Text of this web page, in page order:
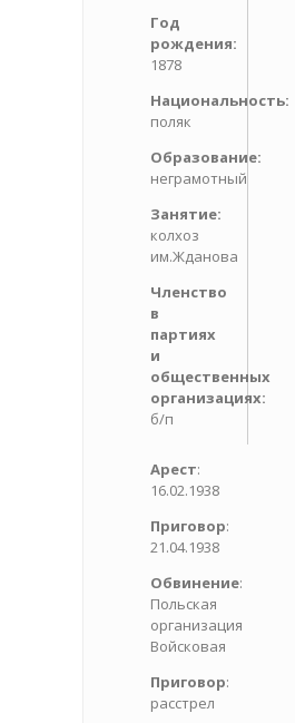
Год
рождения:
1878
Национальность:
поляк
Образование:
неграмотный
Занятие:
колхоз
им.Жданова
Членство
в
партиях
и
общественных
организациях:
б/п
Арест:
16.02.1938
Приговор:
21.04.1938
Обвинение:
Польская
организация
Войсковая
Приговор:
расстрел